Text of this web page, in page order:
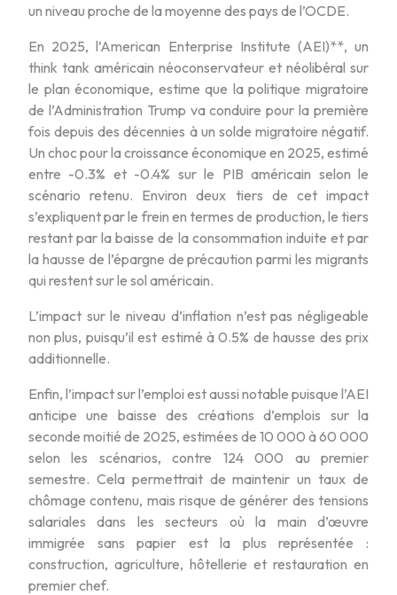
un niveau proche de la moyenne des pays de l’OCDE.
En 2025, l’American Enterprise Institute (AEI)**, un
think tank américain néoconservateur et néolibéral sur
le plan économique, estime que la politique migratoire
de l’Administration Trump va conduire pour la première
fois depuis des décennies à un solde migratoire négatif.
Un choc pour la croissance économique en 2025, estimé
entre -0.3% et -0.4% sur le PIB américain selon le
scénario retenu. Environ deux tiers de cet impact
s’expliquent par le frein en termes de production, le tiers
restant par la baisse de la consommation induite et par
la hausse de l’épargne de précaution parmi les migrants
qui restent sur le sol américain.
L’impact sur le niveau d’inflation n’est pas négligeable
non plus, puisqu’il est estimé à 0.5% de hausse des prix
additionnelle.
Enfin, l’impact sur l’emploi est aussi notable puisque l’AEI
anticipe une baisse des créations d’emplois sur la
seconde moitié de 2025, estimées de 10 000 à 60 000
selon les scénarios, contre 124 000 au premier
semestre. Cela permettrait de maintenir un taux de
chômage contenu, mais risque de générer des tensions
salariales dans les secteurs où la main d’œuvre
immigrée sans papier est la plus représentée :
construction, agriculture, hôtellerie et restauration en
premier chef.